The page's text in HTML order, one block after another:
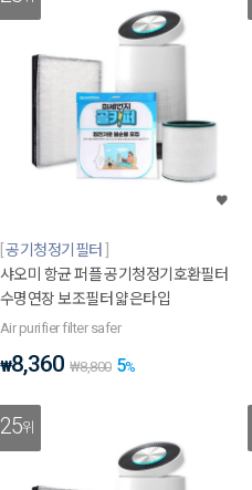
공기청정기필터
샤오미 항균 퍼플 공기청정기호환필터
수명연장 보조필터 얇은타입
Air purifier filter safer
₩8,360 ₩8,800 5%
25위